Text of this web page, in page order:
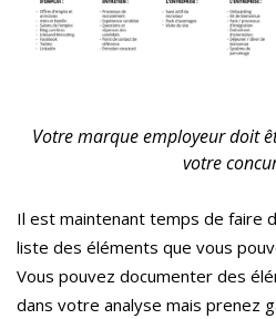
Votre marque employeur doit
votre
Il est maintenant temps de faire
liste des éléments que vous
Vous pouvez documenter des
dans votre analyse mais prenez